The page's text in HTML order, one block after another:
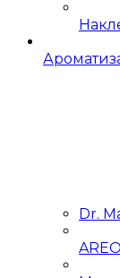
Dr.